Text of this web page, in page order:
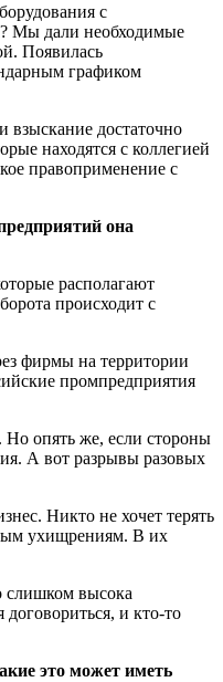
с
Мы дали необходимые
Появилась
графиком
взыскание достаточно
находятся с коллегией
правоприменение с
она
располагают
происходит с
фирмы на территории
промпредприятия
Но опять же, если стороны
А вот разрывы разовых
Никто не хочет терять
ухищрениям. В их
слишком высока
и кто-то
это может иметь